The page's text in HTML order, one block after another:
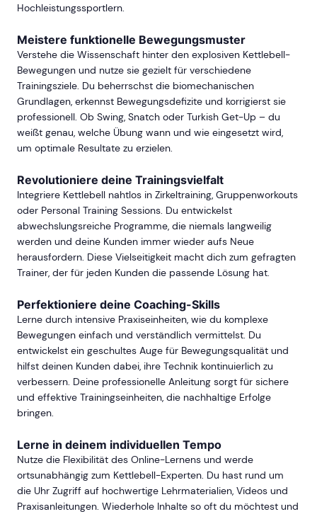
Hochleistungssportlern.
Meistere funktionelle Bewegungsmuster
Verstehe die Wissenschaft hinter den explosiven Kettlebell-
Bewegungen und nutze sie gezielt für verschiedene
Trainingsziele. Du beherrschst die biomechanischen
Grundlagen, erkennst Bewegungsdefizite und korrigierst sie
professionell. Ob Swing, Snatch oder Turkish Get-Up – du
weißt genau, welche Übung wann und wie eingesetzt wird,
um optimale Resultate zu erzielen.
Revolutioniere deine Trainingsvielfalt
Integriere Kettlebell nahtlos in Zirkeltraining, Gruppenworkouts
oder Personal Training Sessions. Du entwickelst
abwechslungsreiche Programme, die niemals langweilig
werden und deine Kunden immer wieder aufs Neue
herausfordern. Diese Vielseitigkeit macht dich zum gefragten
Trainer, der für jeden Kunden die passende Lösung hat.
Perfektioniere deine Coaching-Skills
Lerne durch intensive Praxiseinheiten, wie du komplexe
Bewegungen einfach und verständlich vermittelst. Du
entwickelst ein geschultes Auge für Bewegungsqualität und
hilfst deinen Kunden dabei, ihre Technik kontinuierlich zu
verbessern. Deine professionelle Anleitung sorgt für sichere
und effektive Trainingseinheiten, die nachhaltige Erfolge
bringen.
Lerne in deinem individuellen Tempo
Nutze die Flexibilität des Online-Lernens und werde
ortsunabhängig zum Kettlebell-Experten. Du hast rund um
die Uhr Zugriff auf hochwertige Lehrmaterialien, Videos und
Praxisanleitungen. Wiederhole Inhalte so oft du möchtest und